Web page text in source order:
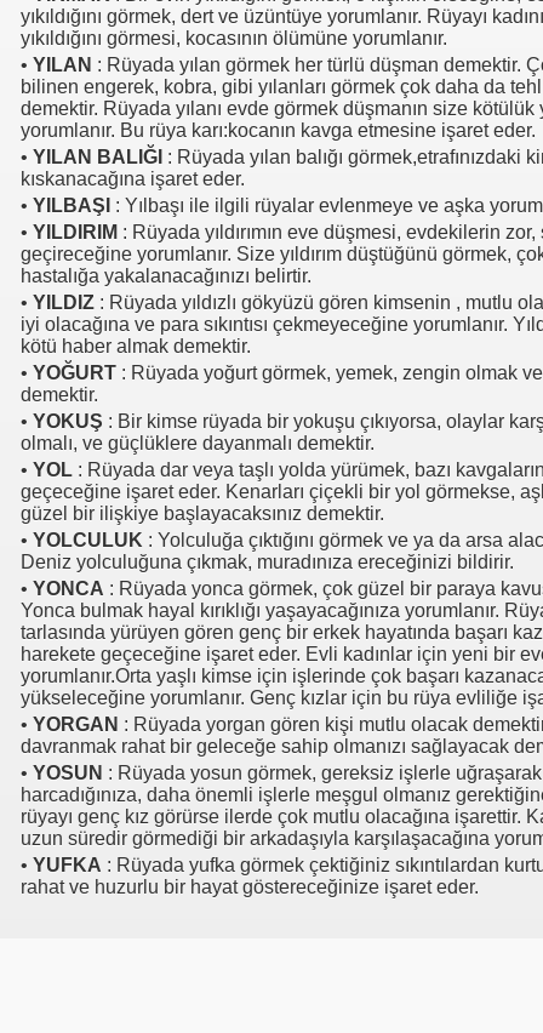
yıkıldığını görmek, dert ve üzüntüye yorumlanır. Rüyayı
yıkıldığını görmesi, kocasının ölümüne yorumlanır.
• YILAN : Rüyada yılan görmek her türlü düşman demektir.
bilinen engerek, kobra, gibi yılanları görmek çok daha da
demektir. Rüyada yılanı evde görmek düşmanın size kötülük
yorumlanır. Bu rüya karı:kocanın kavga etmesine işaret eder.
• YILAN BALIĞI : Rüyada yılan balığı görmek,etrafınızdaki
kıskanacağına işaret eder.
• YILBAŞI : Yılbaşı ile ilgili rüyalar evlenmeye ve aşka
• YILDIRIM : Rüyada yıldırımın eve düşmesi, evdekilerin zor,
geçireceğine yorumlanır. Size yıldırım düştüğünü görmek,
hastalığa yakalanacağınızı belirtir.
• YILDIZ : Rüyada yıldızlı gökyüzü gören kimsenin , mutlu
iyi olacağına ve para sıkıntısı çekmeyeceğine yorumlanır.
kötü haber almak demektir.
• YOĞURT : Rüyada yoğurt görmek, yemek, zengin olmak
demektir.
• YOKUŞ : Bir kimse rüyada bir yokuşu çıkıyorsa, olaylar
olmalı, ve güçlüklere dayanmalı demektir.
• YOL : Rüyada dar veya taşlı yolda yürümek, bazı
geçeceğine işaret eder. Kenarları çiçekli bir yol görmekse,
güzel bir ilişkiye başlayacaksınız demektir.
• YOLCULUK : Yolculuğa çıktığını görmek ve ya da arsa
Deniz yolculuğuna çıkmak, muradınıza ereceğinizi bildirir.
• YONCA : Rüyada yonca görmek, çok güzel bir paraya
Yonca bulmak hayal kırıklığı yaşayacağınıza yorumlanır.
tarlasında yürüyen gören genç bir erkek hayatında başarı
harekete geçeceğine işaret eder. Evli kadınlar için yeni bir
yorumlanır.Orta yaşlı kimse için işlerinde çok başarı
yükseleceğine yorumlanır. Genç kızlar için bu rüya evliliğe
• YORGAN : Rüyada yorgan gören kişi mutlu olacak
davranmak rahat bir geleceğe sahip olmanızı sağlayacak
• YOSUN : Rüyada yosun görmek, gereksiz işlerle
harcadığınıza, daha önemli işlerle meşgul olmanız
rüyayı genç kız görürse ilerde çok mutlu olacağına işarettir.
uzun süredir görmediği bir arkadaşıyla karşılaşacağına
• YUFKA : Rüyada yufka görmek çektiğiniz sıkıntılardan
rahat ve huzurlu bir hayat göstereceğinize işaret eder.